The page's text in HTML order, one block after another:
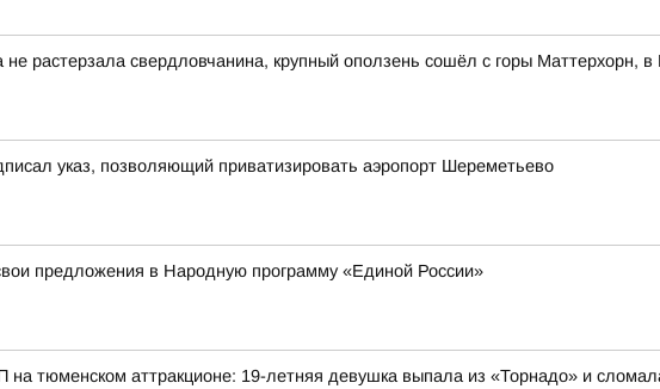
растерзала свердловчанина, крупный оползень сошёл с горы Маттерхорн,
указ, позволяющий приватизировать аэропорт Шереметьево
предложения в Народную программу «Единой России»
на тюменском аттракционе: 19-летняя девушка выпала из «Торнадо» и